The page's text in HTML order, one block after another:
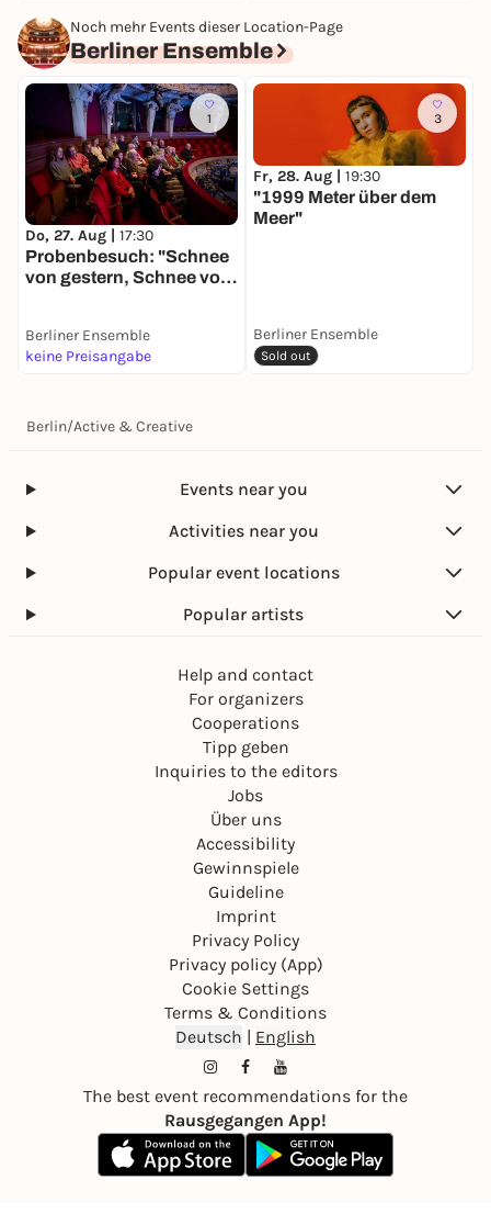
Noch mehr Events dieser Location-Page
Berliner Ensemble
1
Do, 27. Aug | 17:30
Probenbesuch: "Schnee
von gestern, Schnee von
Berliner Ensemble
keine Preisangabe
3
Fr, 28. Aug | 19:30
"1999 Meter über dem
Meer"
Berliner Ensemble
Sold out
Berlin/Active & Creative
Events near you
Activities near you
Popular event locations
Popular artists
Help and contact
For organizers
Cooperations
Tipp geben
Inquiries to the editors
Jobs
Über uns
Accessibility
Gewinnspiele
Guideline
Imprint
Privacy Policy
Privacy policy (App)
Cookie Settings
Terms & Conditions
Deutsch | English
The best event recommendations for the
Rausgegangen App!